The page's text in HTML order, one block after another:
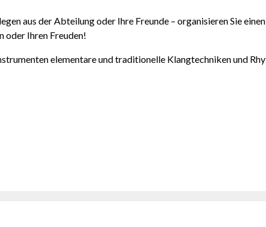
aus der Abteilung oder Ihre Freunde – organisieren Sie
oder Ihren Freuden!
elementare und traditionelle Klangtechniken und